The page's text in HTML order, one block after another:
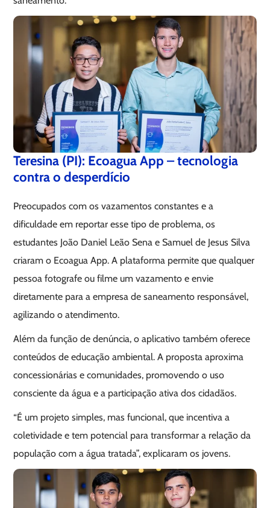
Teresina (PI): Ecoagua App – tecnologia
contra o desperdício
Preocupados com os vazamentos constantes e a
dificuldade em reportar esse tipo de problema, os
estudantes João Daniel Leão Sena e Samuel de Jesus Silva
criaram o Ecoagua App. A plataforma permite que qualquer
pessoa fotografe ou filme um vazamento e envie
diretamente para a empresa de saneamento responsável,
agilizando o atendimento.
Além da função de denúncia, o aplicativo também oferece
conteúdos de educação ambiental. A proposta aproxima
concessionárias e comunidades, promovendo o uso
consciente da água e a participação ativa dos cidadãos.
“É um projeto simples, mas funcional, que incentiva a
coletividade e tem potencial para transformar a relação da
população com a água tratada”, explicaram os jovens.